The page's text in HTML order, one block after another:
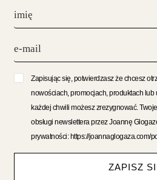
Zapisując się, potwierdzasz że chcesz
nowościach, promocjach, produktach lub
każdej chwili możesz zrezygnować.
obsługi newslettera przez Joannę
prywatności: https://joannaglogaza.com/
ZAPISZ